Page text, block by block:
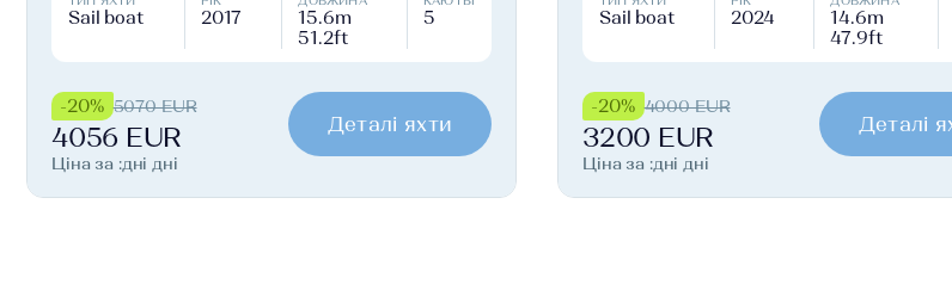
Sail boat 2017
15.6m
51.2ft
5
-20% 5070 EUR
4056 EUR
Ціна за :дні дні
Деталі яхти
Sail boat 2024
14.6m
47.9ft
-20% 4000 EUR
3200 EUR
Ціна за :дні дні
Деталі